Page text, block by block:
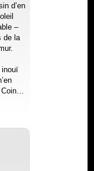
d’en
–
de la
inouï